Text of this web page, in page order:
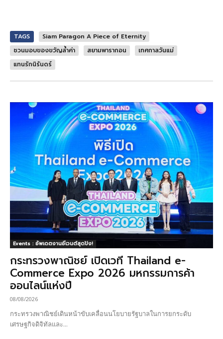
TAGS
Siam Paragon A Piece of Eternity
ชวนมอบของขวัญล้ำค่า
สยามพารากอน
เทศกาลวันแม่
แทนรักนิรันดร์
Events : อัพเดตงานอีเวนต์สุดปัง!
กระทรวงพาณิชย์ เปิดเวที Thailand e-
Commerce Expo 2026 มหกรรมการค้า
ออนไลน์แห่งปี
08/08/2026
กระทรวงพาณิชย์เดินหน้าขับเคลื่อนนโยบายรัฐบาลในการยกระดับ
เศรษฐกิจดิจิทัลและ...